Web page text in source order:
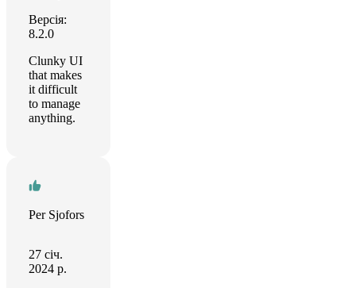
Версія:
8.2.0
Clunky UI
that makes
it difficult
to manage
anything.
Per Sjofors
27 січ.
2024 р.